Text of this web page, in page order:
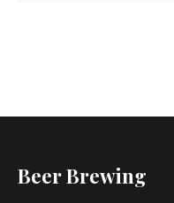
Beer Brewing